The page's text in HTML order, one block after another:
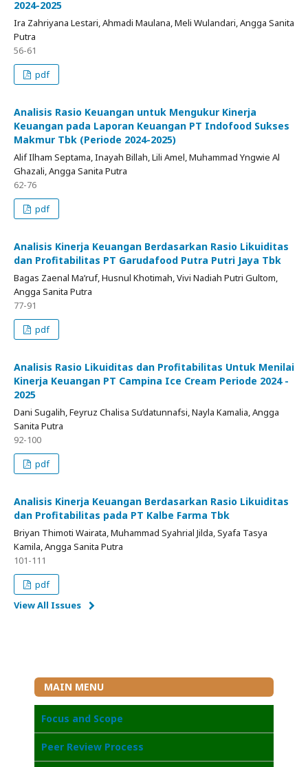
2024-2025
Ira Zahriyana Lestari, Ahmadi Maulana, Meli Wulandari, Angga Sanita
Putra
56-61
pdf
Analisis Rasio Keuangan untuk Mengukur Kinerja
Keuangan pada Laporan Keuangan PT Indofood Sukses
Makmur Tbk (Periode 2024-2025)
Alif Ilham Septama, Inayah Billah, Lili Amel, Muhammad Yngwie Al
Ghazali, Angga Sanita Putra
62-76
pdf
Analisis Kinerja Keuangan Berdasarkan Rasio Likuiditas
dan Profitabilitas PT Garudafood Putra Putri Jaya Tbk
Bagas Zaenal Ma’ruf, Husnul Khotimah, Vivi Nadiah Putri Gultom,
Angga Sanita Putra
77-91
pdf
Analisis Rasio Likuiditas dan Profitabilitas Untuk Menilai
Kinerja Keuangan PT Campina Ice Cream Periode 2024 -
2025
Dani Sugalih, Feyruz Chalisa Su’datunnafsi, Nayla Kamalia, Angga
Sanita Putra
92-100
pdf
Analisis Kinerja Keuangan Berdasarkan Rasio Likuiditas
dan Profitabilitas pada PT Kalbe Farma Tbk
Briyan Thimoti Wairata, Muhammad Syahrial Jilda, Syafa Tasya
Kamila, Angga Sanita Putra
101-111
pdf
View All Issues
MAIN MENU
Focus and Scope
Peer Review Process